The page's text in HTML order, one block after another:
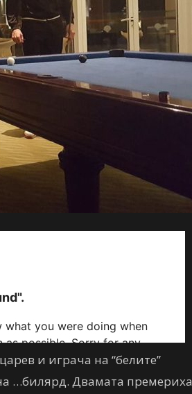
и играча на “белите”
…билярд. Двамата премериха